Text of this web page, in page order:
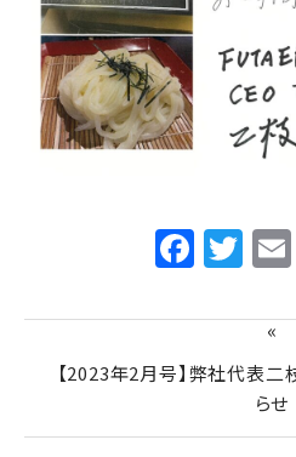
«
【2023年2月号】弊社代表
らせ